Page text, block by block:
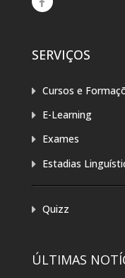
SERVIÇOS
Cursos e
E-Learning
Exames
Estadias
Quizz
ÚLTIMAS